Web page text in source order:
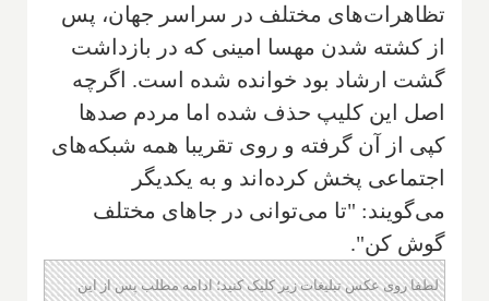
تظاهرات‌های مختلف در سراسر جهان، پس
از کشته شدن مهسا امینی که در بازداشت
گشت ارشاد بود خوانده شده است. اگرچه
اصل این کلیپ حذف شده اما مردم صدها
کپی از آن گرفته و روی تقریبا همه شبکه‌های
اجتماعی پخش کرده‌اند و به یکدیگر
می‌گویند: "تا می‌توانی در جاهای مختلف
گوش کن".
لطفا روی عکس تبلیغات زیر کلیک کنید؛ ادامه مطلب پس از این